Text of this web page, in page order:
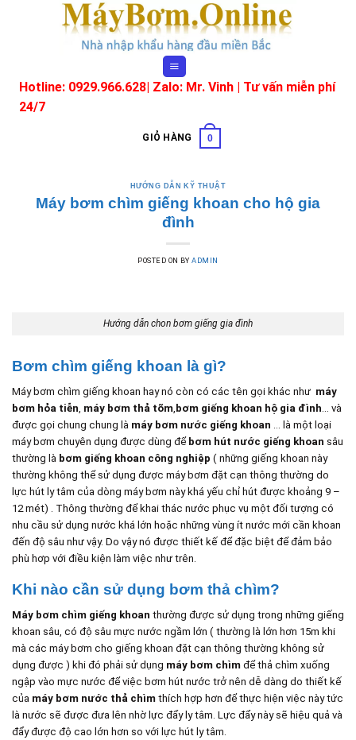
Hotline: 0929.966.628| Zalo: Mr. Vinh | Tư vấn miễn phí
24/7
GIỎ HÀNG 0
HƯỚNG DẪN KỸ THUẬT
Máy bơm chìm giếng khoan cho hộ gia
đình
POSTED ON BYADMIN
Hướng dẫn chon bơm giếng gia đình
Bơm chìm giếng khoan là gì?
Máy bơm chìm giếng khoan hay nó còn có các tên gọi khác như máy
bơm hỏa tiễn máy bơm thả tõm bơm giếng khoan hộ gia đình … và
được gọi chung chung là máy bơm nước giếng khoan … là một loại
máy bơm chuyên dụng được dùng để bơm hút nước giếng khoan sâu
thường là bơm giếng khoan công nghiệp ( những giếng khoan này
thường không thể sử dụng được máy bơm đặt cạn thông thường do
lực hút ly tâm của dòng máy bơm này khá yếu chỉ hút được khoảng 9 –
12 mét) . Thông thường để khai thác nước phục vụ một đối tượng có
nhu cầu sử dụng nước khá lớn hoặc những vùng ít nước mới cần khoan
đến độ sâu như vậy. Do vậy nó được thiết kế để đặc biệt để đảm bảo
phù hơp với điều kiện làm việc như trên.
Khi nào cần sử dụng bơm thả chìm?
Máy bơm chìm giếng khoan thường được sử dụng trong những giếng
khoan sâu, có độ sâu mực nước ngầm lớn ( thường là lớn hơn 15m khi
mà các máy bơm cho giếng khoan đặt cạn thông thường không sử
dụng được ) khi đó phải sử dụng máy bơm chìm để thả chìm xuống
ngập vào mực nước để việc bơm hút nước trở nên dễ dàng do thiết kế
của máy bơm nước thả chìm thích hợp hơn để thực hiện việc này tức
là nước sẽ được đưa lên nhờ lực đẩy ly tâm. Lực đẩy này sẽ hiệu quả và
đẩy được độ cao lớn hơn so với lực hút ly tâm.